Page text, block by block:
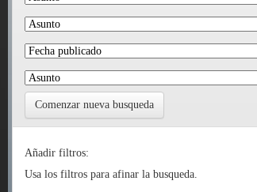
Comenzar nueva busqueda
Añadir filtros:
Usa los filtros para afinar la busqueda.